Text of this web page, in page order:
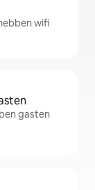
wifi
gasten